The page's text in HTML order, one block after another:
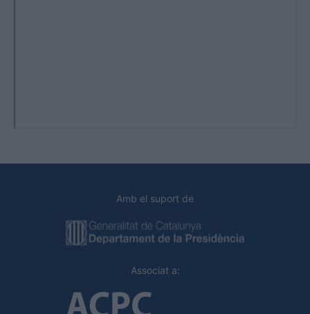
Amb el suport de
Associat a: